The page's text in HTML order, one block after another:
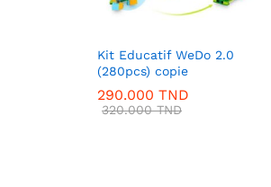
Kit Educatif WeDo 2.0
(280pcs) copie
290.000 TND
320.000TND